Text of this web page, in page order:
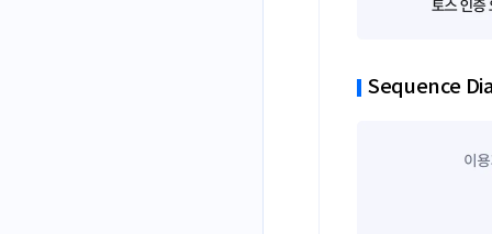
Sequence